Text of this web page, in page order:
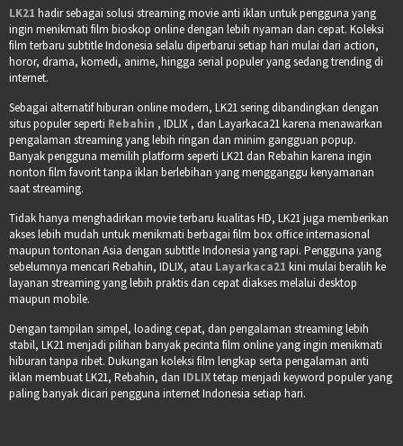
LK21 hadir sebagai solusi streaming movie anti iklan untuk pengguna yang
ingin menikmati film bioskop online dengan lebih nyaman dan cepat. Koleksi
film terbaru subtitle Indonesia selalu diperbarui setiap hari mulai dari action,
horor, drama, komedi, anime, hingga serial populer yang sedang trending di
internet.
Sebagai alternatif hiburan online modern, LK21 sering dibandingkan dengan
situs populer seperti Rebahin , IDLIX , dan Layarkaca21 karena menawarkan
pengalaman streaming yang lebih ringan dan minim gangguan popup.
Banyak pengguna memilih platform seperti LK21 dan Rebahin karena ingin
nonton film favorit tanpa iklan berlebihan yang mengganggu kenyamanan
saat streaming.
Tidak hanya menghadirkan movie terbaru kualitas HD, LK21 juga memberikan
akses lebih mudah untuk menikmati berbagai film box office internasional
maupun tontonan Asia dengan subtitle Indonesia yang rapi. Pengguna yang
sebelumnya mencari Rebahin, IDLIX, atau Layarkaca21 kini mulai beralih ke
layanan streaming yang lebih praktis dan cepat diakses melalui desktop
maupun mobile.
Dengan tampilan simpel, loading cepat, dan pengalaman streaming lebih
stabil, LK21 menjadi pilihan banyak pecinta film online yang ingin menikmati
hiburan tanpa ribet. Dukungan koleksi film lengkap serta pengalaman anti
iklan membuat LK21, Rebahin, dan IDLIXtetap menjadi keyword populer yang
paling banyak dicari pengguna internet Indonesia setiap hari.